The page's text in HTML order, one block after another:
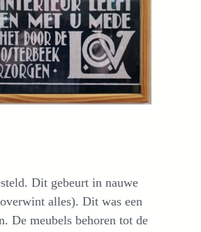
Dit gebeurt in nauwe
alles). Dit was een
De meubels behoren tot de